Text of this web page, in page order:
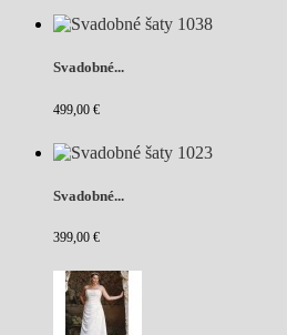
Svadobné...
499,00 €
Svadobné...
399,00 €